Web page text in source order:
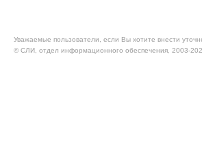
Уважаемые пользователи, если Вы хотите внести
© CЛИ, отдел информационного обеспечения, 2003-